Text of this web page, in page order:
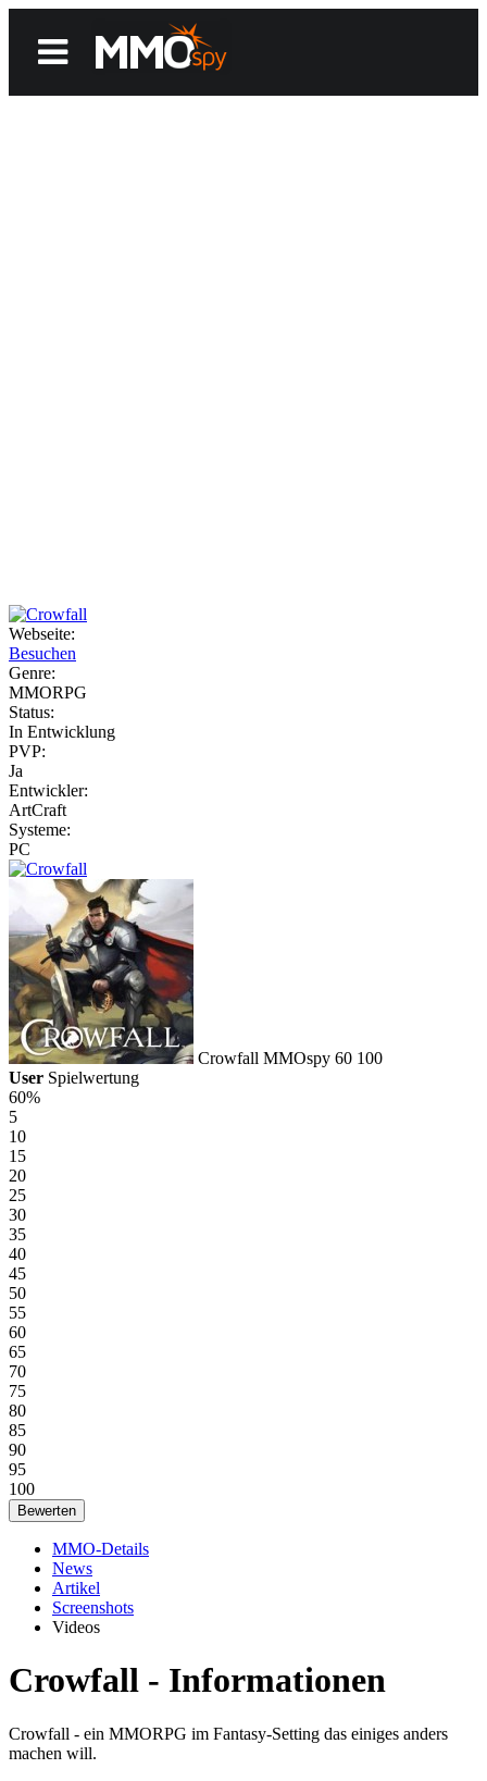
Webseite:
Besuchen
Genre:
MMORPG
Status:
In Entwicklung
PVP:
Ja
Entwickler:
ArtCraft
Systeme:
PC
Crowfall MMOspy 60 100
User Spielwertung
60%
5
10
15
20
25
30
35
40
45
50
55
60
65
70
75
80
85
90
95
100
MMO-Details
News
Artikel
Screenshots
Videos
Crowfall - Informationen
Crowfall - ein MMORPG im Fantasy-Setting das einiges anders
machen will.